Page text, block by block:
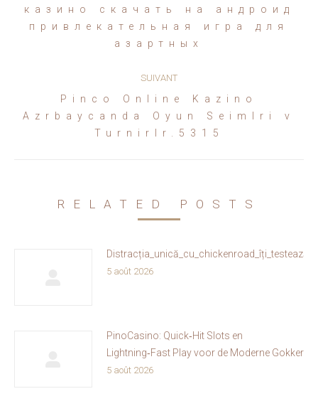
Article
précédent
казино скачать на андроид
привлекательная игра для
азартных
SUIVANT
Article
suivant
Pinco Online Kazino
Azrbaycanda Oyun Seimlri v
Turnirlr.5315
RELATED POSTS
5 août 2026
PinoCasino: Quick‑Hit Slots en
Lightning‑Fast Play voor de Moderne Gokker
5 août 2026